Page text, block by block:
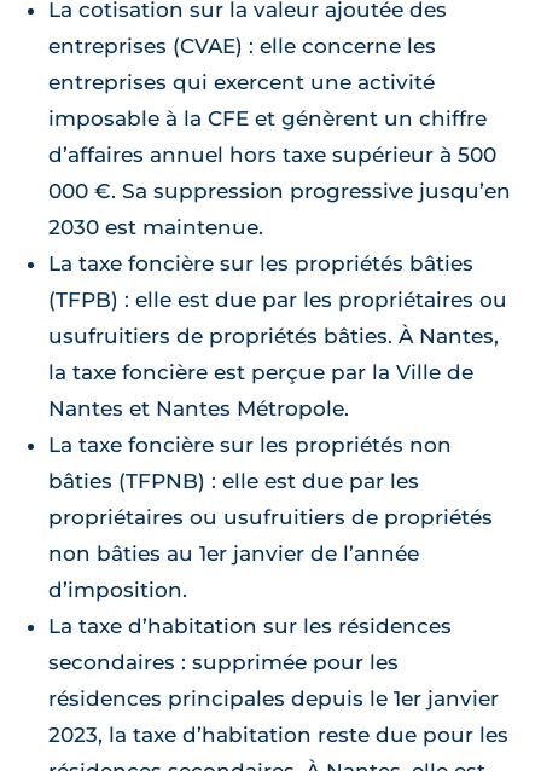
La cotisation sur la valeur ajoutée des
entreprises (CVAE) : elle concerne les
entreprises qui exercent une activité
imposable à la CFE et génèrent un chiffre
d’affaires annuel hors taxe supérieur à 500
000 €. Sa suppression progressive jusqu’en
2030 est maintenue.
La taxe foncière sur les propriétés bâties
(TFPB) : elle est due par les propriétaires ou
usufruitiers de propriétés bâties. À Nantes,
la taxe foncière est perçue par la Ville de
Nantes et Nantes Métropole.
La taxe foncière sur les propriétés non
bâties (TFPNB) : elle est due par les
propriétaires ou usufruitiers de propriétés
non bâties au 1er janvier de l’année
d’imposition.
La taxe d’habitation sur les résidences
secondaires : supprimée pour les
résidences principales depuis le 1er janvier
2023, la taxe d’habitation reste due pour les